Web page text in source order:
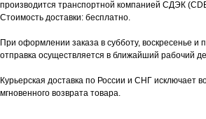
производится транспортной компанией СДЭК
Стоимость доставки: бесплатно.
При оформлении заказа в субботу, воскресенье
отправка осуществляется в ближайший рабочий
Курьерская доставка по России и СНГ исключает
мгновенного возврата товара.